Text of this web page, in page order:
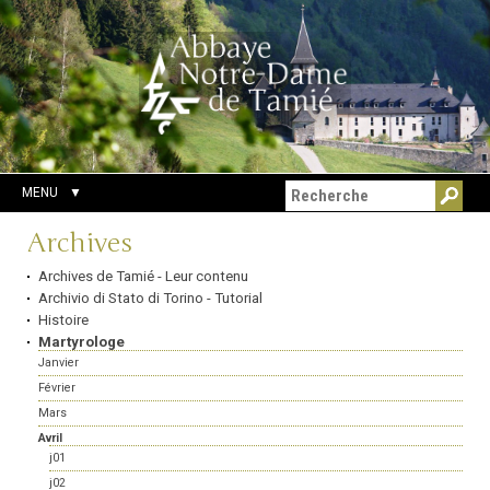
Aller
au
contenu.
|
Aller
à
la
navigation
Outils
personnels
Chercher par
Recherche
avancée…
MENU
Navigation
Archives
Archives de Tamié - Leur contenu
Archivio di Stato di Torino - Tutorial
Histoire
Martyrologe
Janvier
Février
Mars
Avril
j01
j02